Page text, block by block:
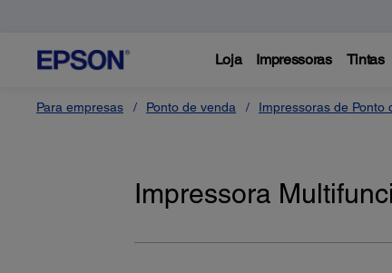
Loja Impressoras Tintas
Para empresas Ponto de venda Impressoras de Ponto
Impressora